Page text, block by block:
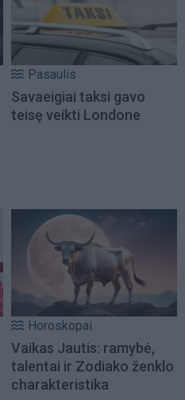
Pasaulis
Savaeigiai taksi gavo
teisę veikti Londone
Horoskopai
Vaikas Jautis: ramybė,
talentai ir Zodiako ženklo
charakteristika